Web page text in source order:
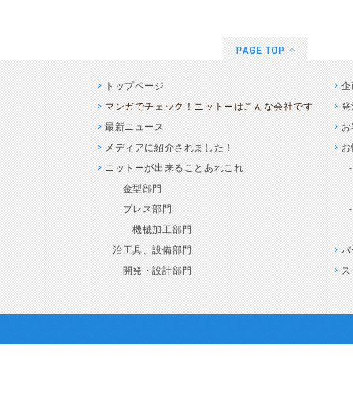
トップページ
マンガでチェック！ニットーはこんな会社です
最新ニュース
メディアに紹介されました！
ニットーが出来ることあれこれ
金型部門
プレス部門
機械加工部門
治工具、設備部門
開発・設計部門
企
発
お
お
バ
ス